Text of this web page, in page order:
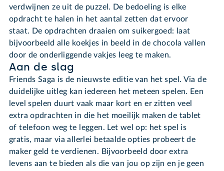
verdwijnen ze uit de puzzel. De bedoeling is elke
opdracht te halen in het aantal zetten dat ervoor
staat. De opdrachten draaien om suikergoed: laat
bijvoorbeeld alle koekjes in beeld in de chocola vallen
door de onderliggende vakjes leeg te maken.
Aan de slag
Friends Saga is de nieuwste editie van het spel. Via de
duidelijke uitleg kan iedereen het meteen spelen. Een
level spelen duurt vaak maar kort en er zitten veel
extra opdrachten in die het moeilijk maken de tablet
of telefoon weg te leggen. Let wel op: het spel is
gratis, maar via allerlei betaalde opties probeert de
maker geld te verdienen. Bijvoorbeeld door extra
levens aan te bieden als die van jou op zijn en je geen